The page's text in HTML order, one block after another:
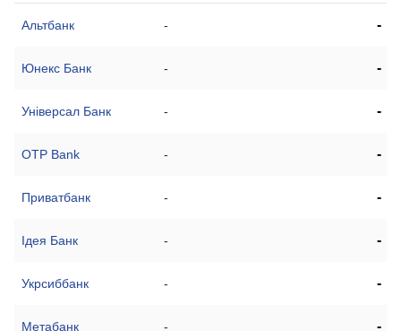
Альтбанк - -
Юнекс Банк - -
Універсал Банк - -
OTP Bank - -
Приватбанк - -
Ідея Банк - -
Укрсиббанк - -
Метабанк - -